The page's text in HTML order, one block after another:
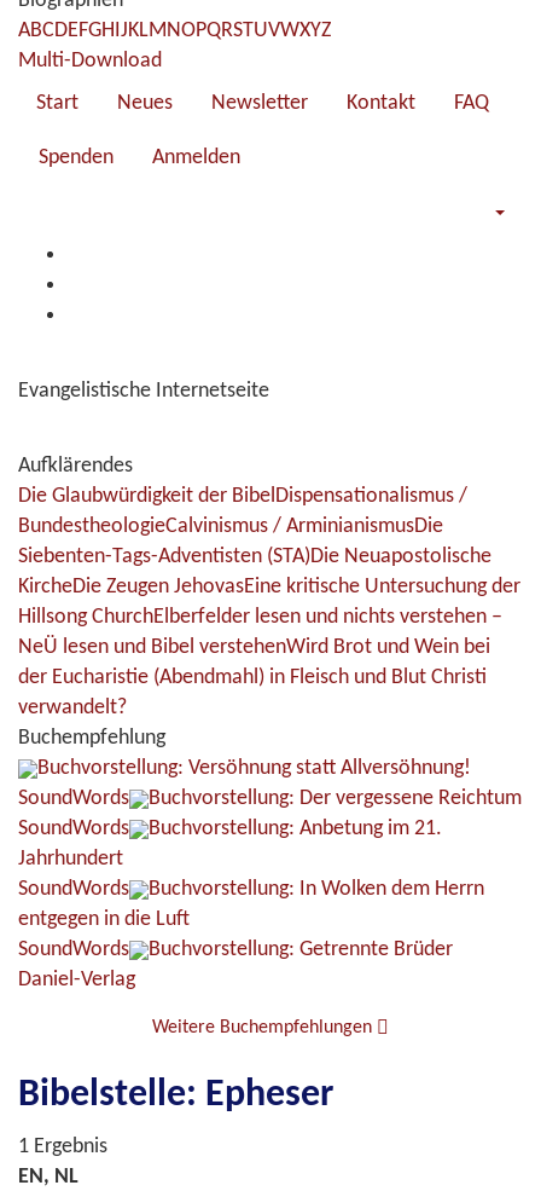
ABCDEFGHIJKLMNOPQRSTUVWXYZ
Multi-Download
Start
Neues Newsletter Kontakt FAQ
Spenden Anmelden
Evangelistische Internetseite
Aufklärendes
Die Glaubwürdigkeit der BibelDispensationalismus /
BundestheologieCalvinismus / ArminianismusDie
Siebenten-Tags-Adventisten (STA)Die Neuapostolische
KircheDie Zeugen JehovasEine kritische Untersuchung der
Hillsong ChurchElberfelder lesen und nichts verstehen –
NeÜ lesen und Bibel verstehenWird Brot und Wein bei
der Eucharistie (Abendmahl) in Fleisch und Blut Christi
verwandelt?
Buchempfehlung
Buchvorstellung: Versöhnung statt Allversöhnung!
SoundWords
Buchvorstellung: Der vergessene Reichtum
SoundWords
Buchvorstellung: Anbetung im 21.
Jahrhundert
SoundWords
Buchvorstellung: In Wolken dem Herrn
entgegen in die Luft
SoundWords
Buchvorstellung: Getrennte Brüder
Daniel-Verlag
Weitere Buchempfehlungen
Bibelstelle: Epheser
1 Ergebnis
EN, NL